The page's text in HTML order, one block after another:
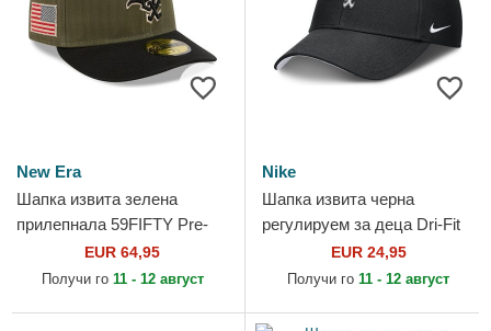
New Era
Шапка извита зелена
прилепнала 59FIFTY Pre-
Curved American
Herringbone на Chicago
EUR 64,95
Получи го 11 - 12 август
Nike
Шапка извита черна
регулируем за деца Dri-Fit
Club Structured на Chicago
White Sox MLB от Nike
EUR 24,95
Получи го 11 - 12 август